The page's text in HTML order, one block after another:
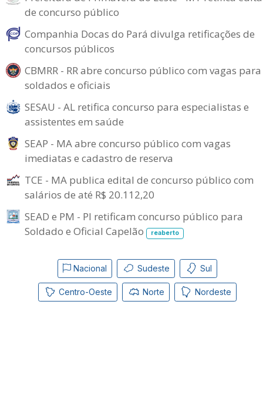
de concurso público
Companhia Docas do Pará divulga retificações de
concursos públicos
CBMRR - RR abre concurso público com vagas para
soldados e oficiais
SESAU - AL retifica concurso para especialistas e
assistentes em saúde
SEAP - MA abre concurso público com vagas
imediatas e cadastro de reserva
TCE - MA publica edital de concurso público com
salários de até R$ 20.112,20
SEAD e PM - PI retificam concurso público para
Soldado e Oficial Capelão
reaberto
Nacional Sudeste Sul
Centro-Oeste Norte Nordeste